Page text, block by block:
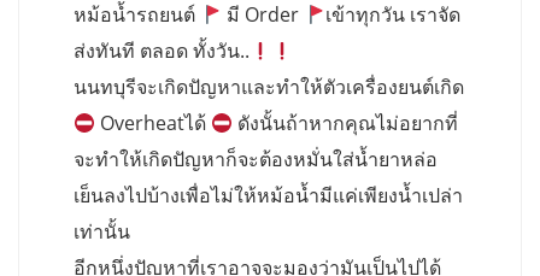
หม้อน้ำรถยนต์ มี Order
เข้าทุกวัน เราจัด
ส่งทันที ตลอด ทั้งวัน..
นนทบุรีจะเกิดปัญหาและทำให้ตัวเครื่องยนต์เกิด
Overheatได้
ดังนั้นถ้าหากคุณไม่อยากที่
จะทำให้เกิดปัญหาก็จะต้องหมั่นใส่น้ำยาหล่อ
เย็นลงไปบ้างเพื่อไม่ให้หม้อน้ำมีแค่เพียงน้ำเปล่า
เท่านั้น
อีกหนึ่งปัญหาที่เราอาจจะมองว่ามันเป็นไปได้